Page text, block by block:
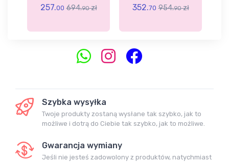
257.00 694.90zł 352.70 954.90zł
Szybka wysyłka
Twoje produkty zostaną wysłane tak szybko, jak to
możliwe i dotrą do Ciebie tak szybko, jak to możliwe.
Gwarancja wymiany
Jeśli nie jesteś zadowolony z produktów, natychmiast